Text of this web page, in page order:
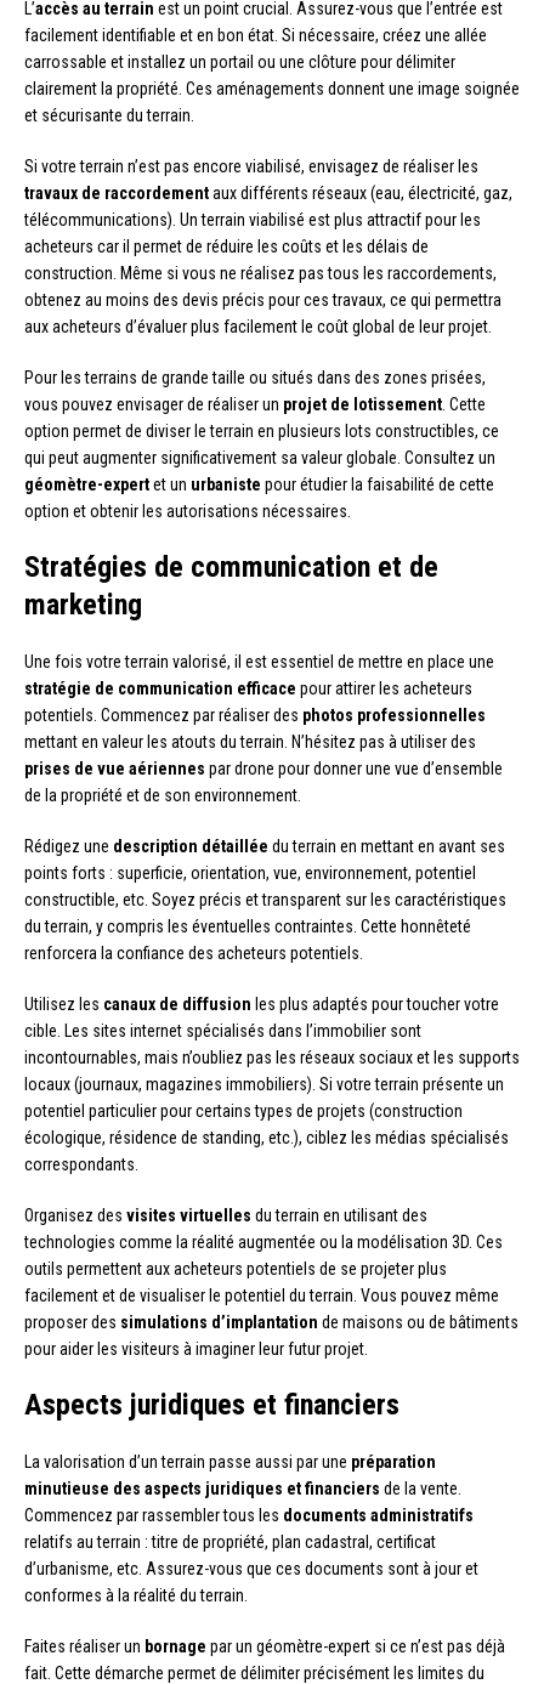
L’accès au terrain est un point crucial. Assurez-vous que l’entrée est
facilement identifiable et en bon état. Si nécessaire, créez une allée
carrossable et installez un portail ou une clôture pour délimiter
clairement la propriété. Ces aménagements donnent une image soignée
et sécurisante du terrain.
Si votre terrain n’est pas encore viabilisé, envisagez de réaliser les
travaux de raccordementaux différents réseaux (eau, électricité, gaz,
télécommunications). Un terrain viabilisé est plus attractif pour les
acheteurs car il permet de réduire les coûts et les délais de
construction. Même si vous ne réalisez pas tous les raccordements,
obtenez au moins des devis précis pour ces travaux, ce qui permettra
aux acheteurs d’évaluer plus facilement le coût global de leur projet.
Pour les terrains de grande taille ou situés dans des zones prisées,
vous pouvez envisager de réaliser un projet de lotissement . Cette
option permet de diviser le terrain en plusieurs lots constructibles, ce
qui peut augmenter significativement sa valeur globale. Consultez un
géomètre-expertet un urbaniste pour étudier la faisabilité de cette
option et obtenir les autorisations nécessaires.
Stratégies de communication et de
marketing
Une fois votre terrain valorisé, il est essentiel de mettre en place une
stratégie de communication efficace pour attirer les acheteurs
potentiels. Commencez par réaliser des photos professionnelles
mettant en valeur les atouts du terrain. N’hésitez pas à utiliser des
prises de vue aériennes par drone pour donner une vue d’ensemble
de la propriété et de son environnement.
Rédigez une description détaillée du terrain en mettant en avant ses
points forts : superficie, orientation, vue, environnement, potentiel
constructible, etc. Soyez précis et transparent sur les caractéristiques
du terrain, y compris les éventuelles contraintes. Cette honnêteté
renforcera la confiance des acheteurs potentiels.
Utilisez les canaux de diffusion les plus adaptés pour toucher votre
cible. Les sites internet spécialisés dans l’immobilier sont
incontournables, mais n’oubliez pas les réseaux sociaux et les supports
locaux (journaux, magazines immobiliers). Si votre terrain présente un
potentiel particulier pour certains types de projets (construction
écologique, résidence de standing, etc.), ciblez les médias spécialisés
correspondants.
Organisez des visites virtuelles du terrain en utilisant des
technologies comme la réalité augmentée ou la modélisation 3D. Ces
outils permettent aux acheteurs potentiels de se projeter plus
facilement et de visualiser le potentiel du terrain. Vous pouvez même
proposer des simulations d’implantation de maisons ou de bâtiments
pour aider les visiteurs à imaginer leur futur projet.
Aspects juridiques et financiers
La valorisation d’un terrain passe aussi par une préparation
minutieuse des aspects juridiques et financiers de la vente.
Commencez par rassembler tous les documents administratifs
relatifs au terrain : titre de propriété, plan cadastral, certificat
d’urbanisme, etc. Assurez-vous que ces documents sont à jour et
conformes à la réalité du terrain.
Faites réaliser un bornage par un géomètre-expert si ce n’est pas déjà
fait. Cette démarche permet de délimiter précisément les limites du